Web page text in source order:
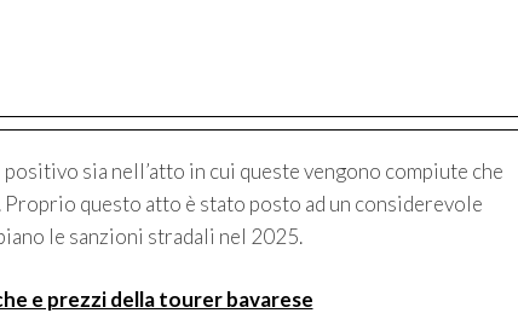
sia nell’atto in cui queste vengono compiute che
questo atto è stato posto ad un considerevole
le sanzioni stradali nel 2025.
e prezzi della tourer bavarese